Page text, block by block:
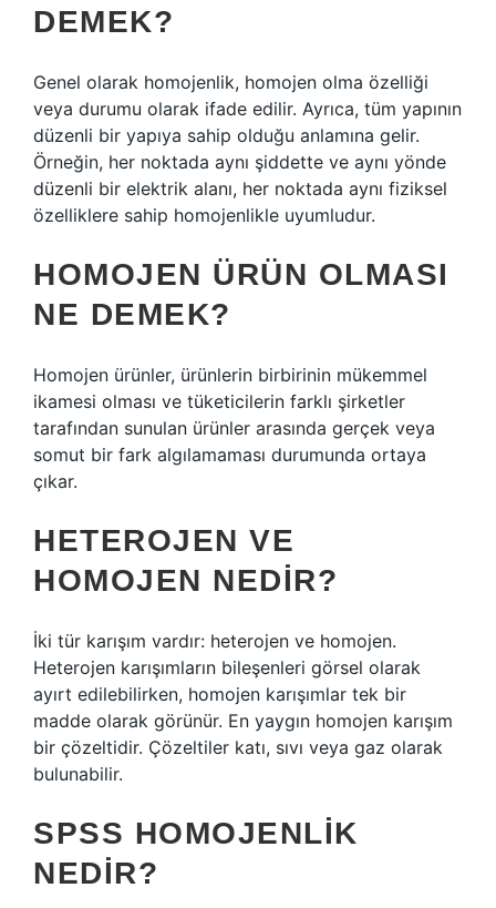
DEMEK?
Genel olarak homojenlik, homojen olma özelliği
veya durumu olarak ifade edilir. Ayrıca, tüm yapının
düzenli bir yapıya sahip olduğu anlamına gelir.
Örneğin, her noktada aynı şiddette ve aynı yönde
düzenli bir elektrik alanı, her noktada aynı fiziksel
özelliklere sahip homojenlikle uyumludur.
HOMOJEN ÜRÜN OLMASI
NE DEMEK?
Homojen ürünler, ürünlerin birbirinin mükemmel
ikamesi olması ve tüketicilerin farklı şirketler
tarafından sunulan ürünler arasında gerçek veya
somut bir fark algılamaması durumunda ortaya
çıkar.
HETEROJEN VE
HOMOJEN NEDIR?
İki tür karışım vardır: heterojen ve homojen.
Heterojen karışımların bileşenleri görsel olarak
ayırt edilebilirken, homojen karışımlar tek bir
madde olarak görünür. En yaygın homojen karışım
bir çözeltidir. Çözeltiler katı, sıvı veya gaz olarak
bulunabilir.
SPSS HOMOJENLIK
NEDIR?